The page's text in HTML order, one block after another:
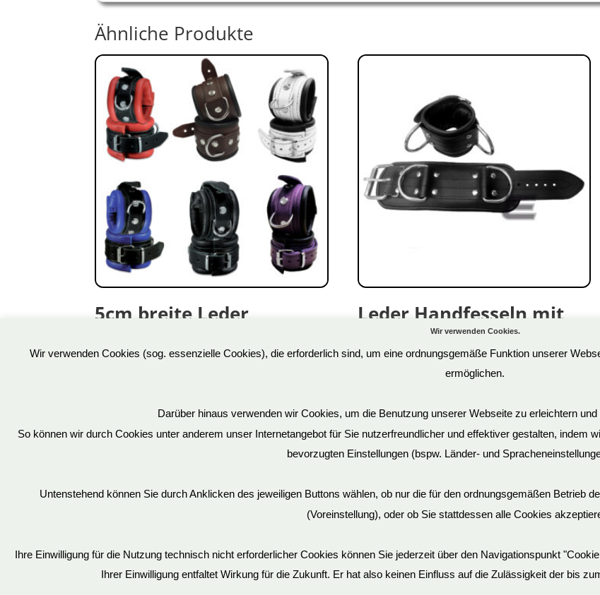
Ähnliche Produkte
5cm breite Leder
32,90€
Leder Handfesseln mit
großen D-Ringen
61,90€
Pflegehinweise BDSM Möbel
Wir verwenden Cookies.
Wir verwenden Cookies (sog. essenzielle Cookies), die erforderlich sind, um eine ordnungsgemäße Funktion unserer
ermöglichen.
Darüber hinaus verwenden wir Cookies, um die Benutzung unserer Webseite zu erleichtern
So können wir durch Cookies unter anderem unser Internetangebot für Sie nutzerfreundlicher und effektiver gestalten, indem
bevorzugten Einstellungen (bspw. Länder- und
Untenstehend können Sie durch Anklicken des jeweiligen Buttons wählen, ob nur die für den ordnungsgemäßen Betrieb
(Voreinstellung), oder ob Sie stattdessen alle Cookies
Ihre Einwilligung für die Nutzung technisch nicht erforderlicher Cookies können Sie jederzeit über den Navigationspunkt
Ihrer Einwilligung entfaltet Wirkung für die Zukunft. Er hat also keinen Einfluss auf die Zulässigkeit der bis